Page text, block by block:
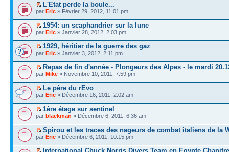
L'Etat perde la boule...
par Eric » Février 29, 2012, 11:01 pm
1954: un scaphandrier sur la lune
par Eric » Janvier 28, 2012, 2:03 pm
1929, héritier de la guerre des gaz
par Eric » Janvier 3, 2012, 2:11 pm
Repas de fin d'année - Plongeurs des Alpes - le mardi
par Mike » Novembre 10, 2011, 7:59 pm
Le père du rEvo
par Eric » Décembre 16, 2011, 2:02 am
1ère étage sur sentinel
par blackman » Décembre 6, 2011, 6:36 am
Spirou et les traces des nageurs de combat italiens de la
par Eric » Décembre 6, 2011, 10:15 pm